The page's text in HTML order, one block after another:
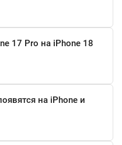
способная обеспечить
позволит вам
обеспечивает
смартфон.
17 Pro на iPhone 18
на iPhone и